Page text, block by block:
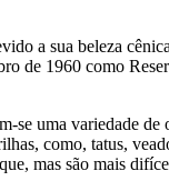
a sua beleza
de 1960 como
se uma variedade
como, tatus,
mas são mais